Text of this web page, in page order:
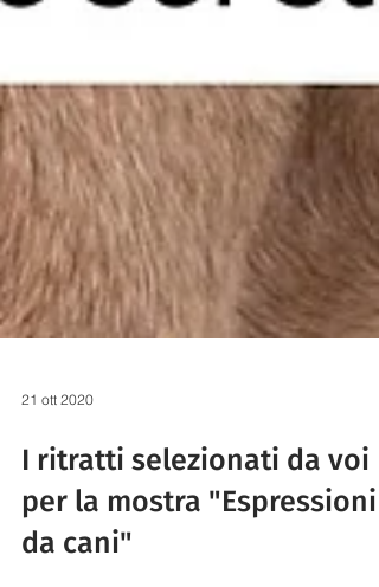
21 ott 2020
I ritratti selezionati da voi